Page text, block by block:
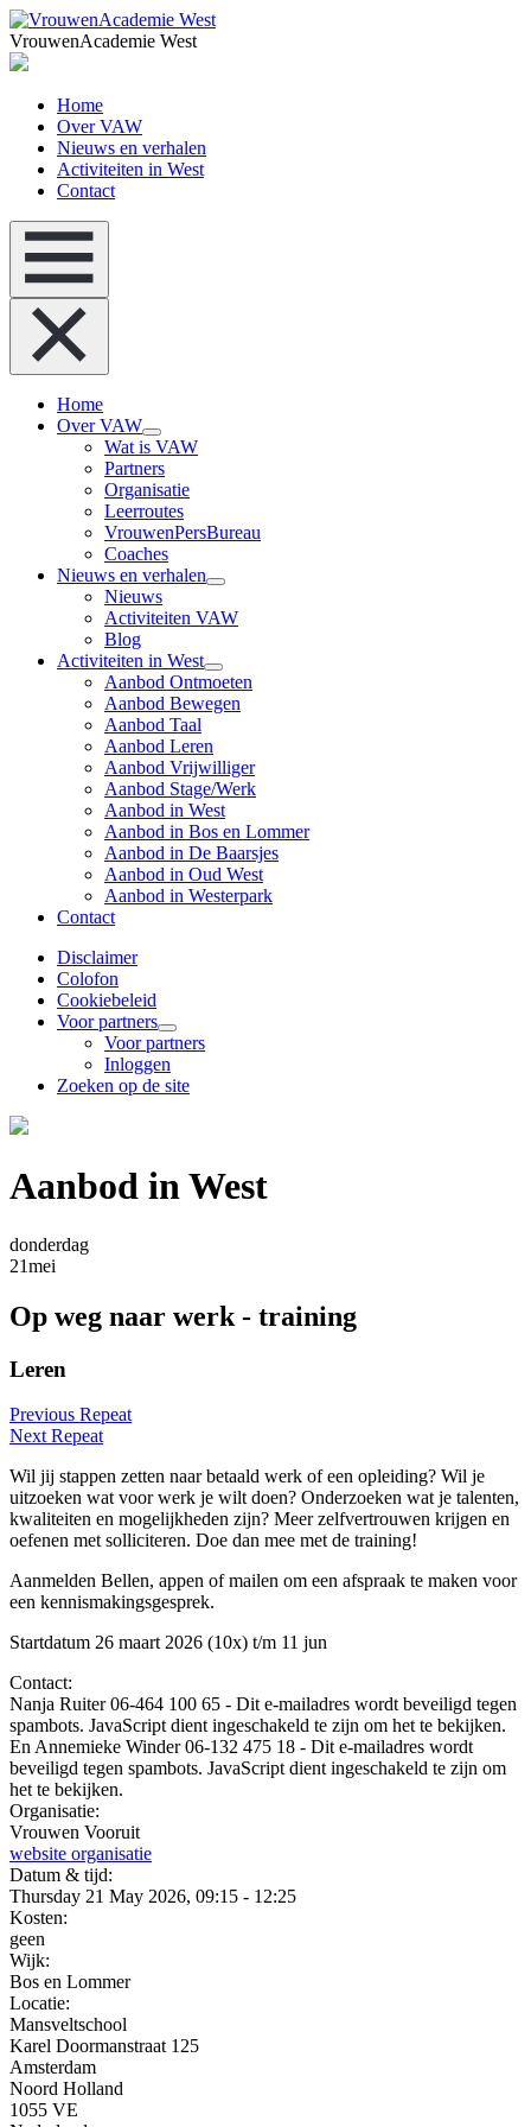
VrouwenAcademie West
Home
Over VAW
Nieuws en verhalen
Activiteiten in West
Contact
Home
Over VAW
Wat is VAW
Partners
Organisatie
Leerroutes
VrouwenPersBureau
Coaches
Nieuws en verhalen
Nieuws
Activiteiten VAW
Blog
Activiteiten in West
Aanbod Ontmoeten
Aanbod Bewegen
Aanbod Taal
Aanbod Leren
Aanbod Vrijwilliger
Aanbod Stage/Werk
Aanbod in West
Aanbod in Bos en Lommer
Aanbod in De Baarsjes
Aanbod in Oud West
Aanbod in Westerpark
Contact
Disclaimer
Colofon
Cookiebeleid
Voor partners
Voor partners
Inloggen
Zoeken op de site
Aanbod in West
donderdag
21mei
Op weg naar werk - training
Leren
Previous Repeat
Next Repeat
Wil jij stappen zetten naar betaald werk of een opleiding? Wil je
uitzoeken wat voor werk je wilt doen? Onderzoeken wat je talenten,
kwaliteiten en mogelijkheden zijn? Meer zelfvertrouwen krijgen en
oefenen met solliciteren. Doe dan mee met de training!
Aanmelden Bellen, appen of mailen om een afspraak te maken voor
een kennismakingsgesprek.
Startdatum 26 maart 2026 (10x) t/m 11 jun
Contact:
Nanja Ruiter 06-464 100 65 - Dit e-mailadres wordt beveiligd tegen
spambots. JavaScript dient ingeschakeld te zijn om het te bekijken.
En Annemieke Winder 06-132 475 18 - Dit e-mailadres wordt
beveiligd tegen spambots. JavaScript dient ingeschakeld te zijn om
het te bekijken.
Organisatie:
Vrouwen Vooruit
website organisatie
Datum & tijd:
Thursday 21 May 2026, 09:15 - 12:25
Kosten:
geen
Wijk:
Bos en Lommer
Locatie:
Mansveltschool
Karel Doormanstraat 125
Amsterdam
Noord Holland
1055 VE